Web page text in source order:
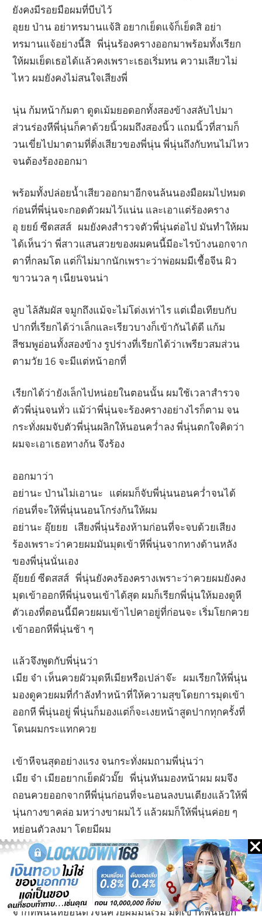
ยังคงมีรอยมือผมที่บีบไว้
อุยย ป่าน อย่าทรมานแจ้สิ อยากเย็ดแจ้ก็เย็ดสิ อย่า
ทรมานแจ้อย่างนี้สิ พี่นุ่นร้องครางออกมาพร้อมทั้งเรียก
ให้ผมเย็ดเธอได้แล้วคงเพราะเธอเริ่มทน ความเสียวไม่
ไหว ผมยังคงไม่สนใจเสียงพี่
นุ่น ก้มหน้าก้มตา ดูดเม้มยอดอกทั้งสองข้างสลับไปมา
ส่วนร่องหีพี่นุ่นก็คาด้วยนิ้วผมถึงสองนิ้ว แถมนิ้วที่สามก็
วนเขี่ยไปมาตามที่ติ่งเสียวของพี่นุ่น พี่นุ่นถึงกับทนไม่ไหว
จนต้องร้องออกมา
พร้อมทั้งปล่อยน้ำเสียวออกมาอีกจนล้นนองมือผมไปหมด
ก่อนที่พี่นุ่นจะกอดตัวผมไว้แน่น และเอาแต่ร้องคราง
อุ ยยย์ ซีดสสส์ ผมยังคงสำรวจตัวพี่นุ่นต่อไป มันทำให้ผม
ได้เห็นว่า พี่สาวแสนสวยของผมคนนี้มีอะไรบ้างนอกจาก
ตาที่กลมโต แต่ก็ไม่มากนักเพราะว่าพ่อผมมีเชื้อจีน ผิว
ขาวนวล ๆ เนียนจนน่า
ลูบ ไล้สัมผัส จมูกถึงแม้จะไม่โด่งเท่าไร แต่เมื่อเทียบกับ
ปากที่เรียกได้ว่าเล็กและเรียวบางก็เข้ากันได้ดี แก้ม
สีชมพูอ่อนทั้งสองข้าง รูปร่างที่เรียกได้ว่าเพรียวสมส่วน
ตามวัย 16 จะมีแต่หน้าอกที่
เรียกได้ว่ายังเล็กไปหน่อยในตอนนั้น ผมใช้เวลาสำรวจ
ตัวพี่นุ่นจนทั่ว แม้ว่าพี่นุ่นจะร้องครางอย่างไรก็ตาม จน
กระทั่งผมจับตัวพี่นุ่นผลิกให้นอนคว่ำลง พี่นุ่นตกใจคิดว่า
ผมจะเอาเธอทางก้น จึงร้อง
ออกมาว่า
อย่านะ ป่านไม่เอานะ แต่ผมก็จับพี่นุ่นนอนคว่ำจนได้
ก่อนที่จะให้พี่นุ่นนอนโกร่งก้นให้ผม
อย่านะ อุ๊ยยย เสียงพี่นุ่นร้องห้ามก่อนที่จะจบด้วยเสียง
ร้องเพราะว่าควยผมมันมุดเข้าหีพี่นุ่นจากทางด้านหลัง
ของพี่นุ่นนั่นเอง
อุ๊ยยย์ ซีดสสส์ พี่นุ่นยังคงร้องครางเพราะว่าควยผมยังคง
มุดเข้าออกหีพี่นุ่นจนเข้าได้สุด ผมก็เรียกพี่นุ่นให้มองดูหี
ตัวเองที่ตอนนี้มีควยผมเข้าไปคาอยู่ที่ก่อนจะ เริ่มโยกควย
เข้าออกหีพี่นุ่นช้า ๆ
แล้วจึงพูดกับพี่นุ่นว่า
เมีย จ๋า เห็นควยผัวมุดหีเมียหรือเปล่าจ๊ะ ผมเรียกให้พี่นุ่น
มองดูควยผมที่กำลังทำหน้าที่ให้ความสุขโดยการมุดเข้า
ออกหี พี่นุ่นอยู่ พี่นุ่นก็มองแต่ก็จะเงยหน้าสูดปากทุกครั้งที่
โดนผมกระแทกควย
เข้าหีจนสุดอย่างแรง จนกระทั่งผมถามพี่นุ่นว่า
เมีย จ๋า เมียอยากเย็ดผัวมั๊ย พี่นุ่นหันมองหน้าผม ผมจึง
ถอนควยออกจากหีพี่นุ่นก่อนที่จะนอนลงบนเตียงแล้วให้พี่
นุ่นกางขาคล่อ มหว่างขาผมไว้ แล้วผมก็ให้พี่นุ่นค่อย ๆ
หย่อนตัวลงมา โดยมีผม
คอยมองตำแหน่งและจับควยรอการหย่อนตัวกดลงมา
ของหีพี่นุ่น
โอ็ววว์ ซีดสสส์ เสียงผมและพี่นุ่นร้องครางออกมาหลัง
จากที่พี่นุ่นหย่อนตัวจนควยผมมันเริ่ม มุดเข้าหีพี่นุ่นอีก